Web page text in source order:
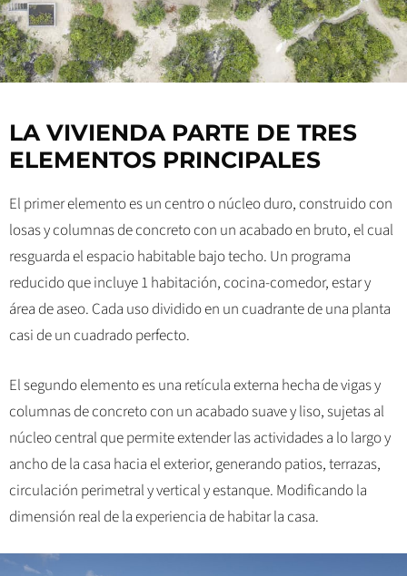
LA VIVIENDA PARTE DE TRES
ELEMENTOS PRINCIPALES
El primer elemento es un centro o núcleo duro, construido con
losas y columnas de concreto con un acabado en bruto, el cual
resguarda el espacio habitable bajo techo. Un programa
reducido que incluye 1 habitación, cocina-comedor, estar y
área de aseo. Cada uso dividido en un cuadrante de una planta
casi de un cuadrado perfecto.
El segundo elemento es una retícula externa hecha de vigas y
columnas de concreto con un acabado suave y liso, sujetas al
núcleo central que permite extender las actividades a lo largo y
ancho de la casa hacia el exterior, generando patios, terrazas,
circulación perimetral y vertical y estanque. Modificando la
dimensión real de la experiencia de habitar la casa.